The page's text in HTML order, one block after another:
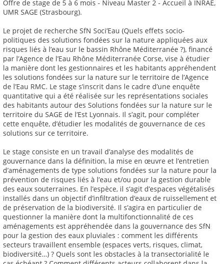
Offre de stage de 5 à 6 mois - Niveau Master 2 - Accueil à INRAE,
UMR SAGE (Strasbourg).
Le projet de recherche SfN Soci’Eau (Quels effets socio-
politiques des solutions fondées sur la nature appliquées aux
risques liés à l’eau sur le bassin Rhône Méditerranée ?), financé
par l’Agence de l’Eau Rhône Méditerranée Corse, vise à étudier
la manière dont les gestionnaires et les habitants appréhendent
les solutions fondées sur la nature sur le territoire de l’Agence
de l’Eau RMC. Le stage s’inscrit dans le cadre d’une enquête
quantitative qui a été réalisée sur les représentations sociales
des habitants autour des Solutions fondées sur la nature sur le
territoire du SAGE de l’Est Lyonnais. Il s’agit, pour compléter
cette enquête, d’étudier les modalités de gouvernance de ces
solutions sur ce territoire.
Le stage consiste en un travail d’analyse des modalités de
gouvernance dans la définition, la mise en œuvre et l’entretien
d’aménagements de type solutions fondées sur la nature pour la
prévention de risques liés à l’eau et/ou pour la gestion durable
des eaux souterraines. En l’espèce, il s’agit d’espaces végétalisés
installés dans un objectif d’infiltration d’eaux de ruissellement et
de préservation de la biodiversité. Il s’agira en particulier de
questionner la manière dont la multifonctionnalité de ces
aménagements est appréhendée dans la gouvernance des SfN
pour la gestion des eaux pluviales : comment les différents
secteurs travaillent ensemble (espaces verts, risques, climat,
biodiversité…) ? Quels sont les obstacles à la transectorialité le